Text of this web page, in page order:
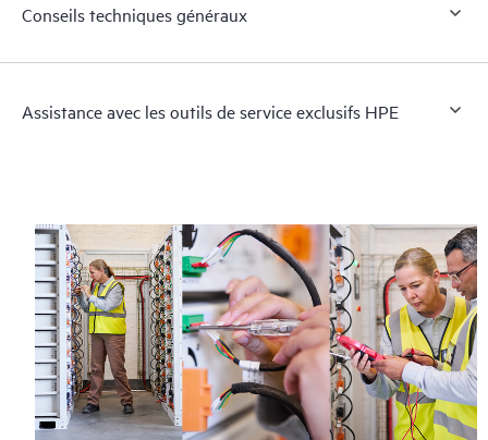
Conseils techniques généraux
Assistance avec les outils de service exclusifs HPE